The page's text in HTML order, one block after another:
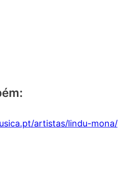
artistas/lindu-mona/